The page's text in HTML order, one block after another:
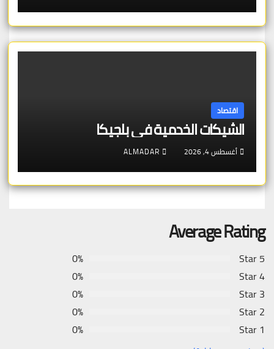
اقتصاد
الشيكات الخدمية في بلجيكا
أغسطس 4, 2026 ALMADAR
Average Rating
5 Star
0%
4 Star
0%
3 Star
0%
2 Star
0%
1 Star
0%